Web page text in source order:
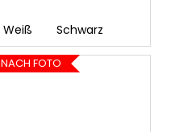
deutsch englisch
Weiß Schwarz
NACH FOTO